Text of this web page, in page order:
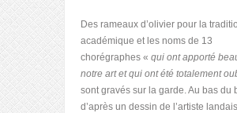
Des rameaux d’olivier pour la
académique et les noms de 13
chorégraphes « qui ont apporté
notre art et qui ont été totalement
sont gravés sur la garde. Au bas du
d’après un dessin de l’artiste